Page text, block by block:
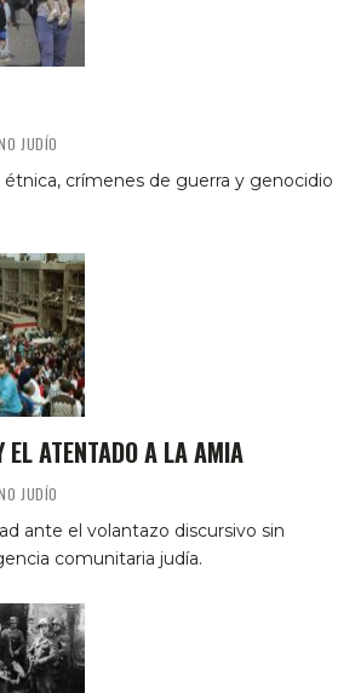
JUDÍO
crímenes de guerra y genocidio
EL ATENTADO A LA AMIA
JUDÍO
ante el volantazo discursivo sin
comunitaria judía.